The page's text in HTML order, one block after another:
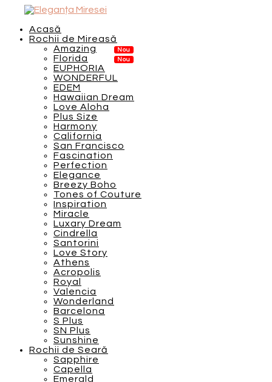
Acasă
Rochii de Mireasă
Amazing
Florida
EUPHORIA
WONDERFUL
EDEM
Hawaiian Dream
Love Aloha
Plus Size
Harmony
California
San Francisco
Fascination
Perfection
Elegance
Breezy Boho
Tones of Couture
Inspiration
Miracle
Luxary Dream
Cindrella
Santorini
Love Story
Athens
Acropolis
Royal
Valencia
Wonderland
Barcelona
S Plus
SN Plus
Sunshine
Rochii de Seară
Sapphire
Capella
Emerald